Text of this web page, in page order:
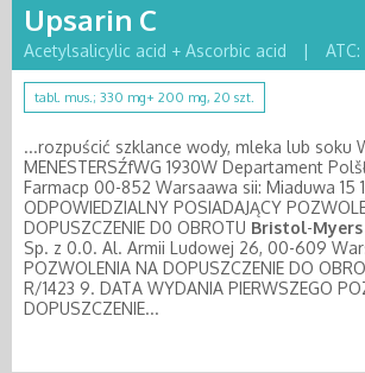
Upsarin C
Acetylsalicylic acid + Ascorbic acid
| ATC:
tabl. mus.; 330 mg+ 200 mg, 20 szt.
...rozpuścić szklance wody, mleka lub soku
MENESTERSŹfWG 1930W Departament
Farmacp 00-852 Warsaawa sii: Miaduwa 15
ODPOWIEDZIALNY POSIADAJĄCY
DOPUSZCZENIE D0 OBROTU Bristol-Myers
Sp. z 0.0. Al. Armii Ludowej 26, 00-609
POZWOLENIA NA DOPUSZCZENIE DO
R/1423 9. DATA WYDANIA PIERWSZEGO
DOPUSZCZENIE...